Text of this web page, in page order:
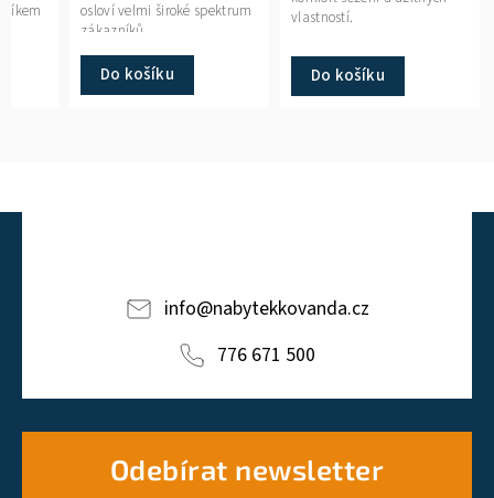
Do košíku
osloví velmi široké spektrum
zákazníků.
Do košíku
vlastností.
info@nabytekkovanda.cz
776 671 500
Odebírat newsletter